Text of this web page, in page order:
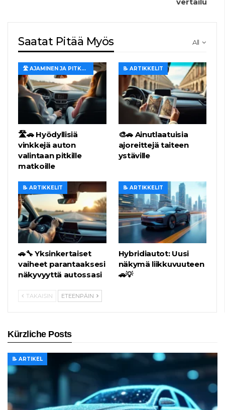
vertailu
All
Saatat Pitää Myös
🛣️ AJAMINEN JA PITKÄT MATKAT
🛣️🚗 Hyödyllisiä
vinkkejä auton
valintaan pitkille
matkoille
📝 ARTIKKELIT
🎨🚗 Ainutlaatuisia
ajoreittejä taiteen
ystäville
📝 ARTIKKELIT
🚗🔧 Yksinkertaiset
vaiheet parantaaksesi
näkyvyyttä autossasi
📝 ARTIKKELIT
Hybridiautot: Uusi
näkymä liikkuvuuteen
🚗💡
TAKAISIN ETEENPÄIN
Kürzliche Posts
📝 ARTIKEL